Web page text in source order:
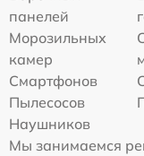
панелей
Морозильных
камер
Смартфонов
Пылесосов
Наушников
Мы занимаемся